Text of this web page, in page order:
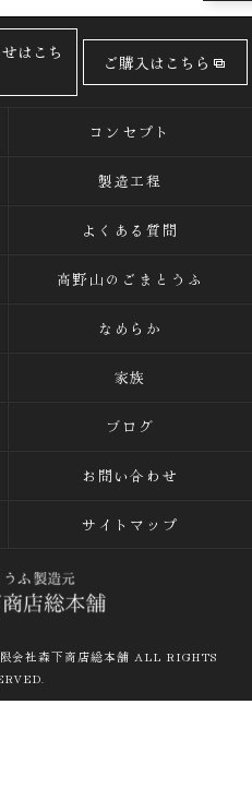
はこち
ご購入はこちら
コンセプト
製造工程
よくある質問
高野山のごまとうふ
なめらか
家族
ブログ
お問い合わせ
サイトマップ
会社森下商店総本舗 ALL RIGHTS